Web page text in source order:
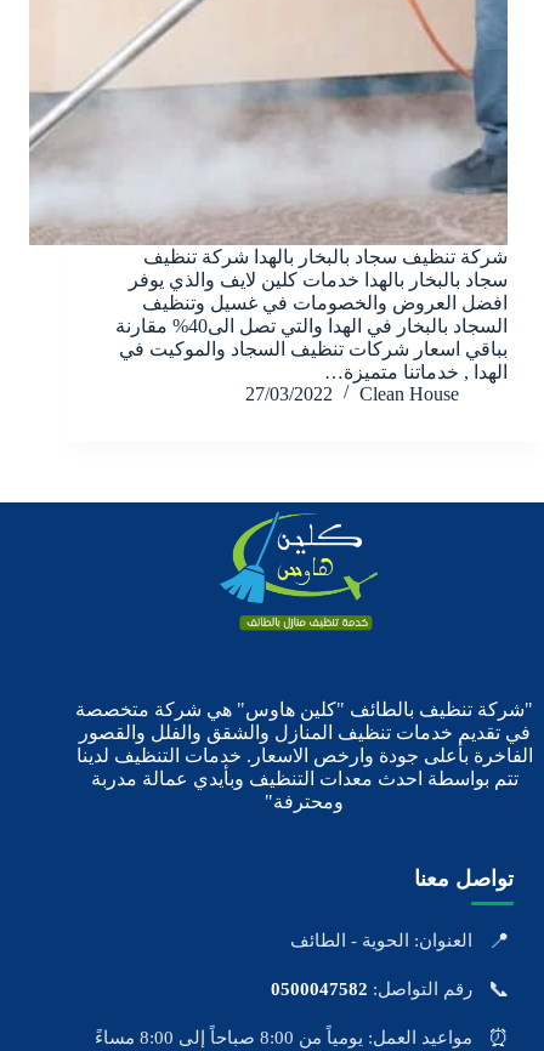
شركة تنظيف سجاد بالبخار بالهدا شركة تنظيف
سجاد بالبخار بالهدا خدمات كلين لايف والذي يوفر
افضل العروض والخصومات في غسيل وتنظيف
السجاد بالبخار في الهدا والتي تصل الى40% مقارنة
بباقي اسعار شركات تنظيف السجاد والموكيت في
الهدا , خدماتنا متميزة…
Clean House
27/03/2022
"شركة تنظيف بالطائف "كلين هاوس" هي شركة متخصصة
في تقديم خدمات تنظيف المنازل والشقق والفلل والقصور
الفاخرة بأعلى جودة وارخص الاسعار. خدمات التنظيف لدينا
تتم بواسطة احدث معدات التنظيف وبأيدي عمالة مدربة
ومحترفة"
تواصل معنا
📍 العنوان: الحوية - الطائف
📞 رقم التواصل: 0500047582
⏰ مواعيد العمل: يومياً من 8:00 صباحاً إلى 8:00 مساءً